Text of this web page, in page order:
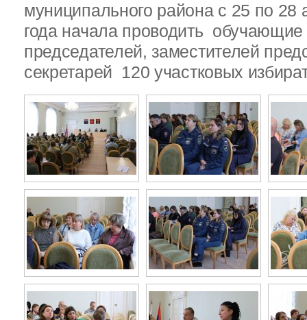
муниципального района с 25 по 28
года начала проводить
председателей, заместителей
секретарей 120 участковых